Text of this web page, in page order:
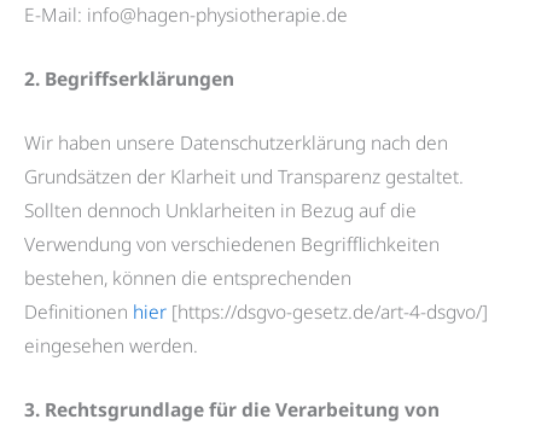
E-Mail: info@hagen-physiotherapie.de
2. Begriffserklärungen
Wir haben unsere Datenschutzerklärung nach den
Grundsätzen der Klarheit und Transparenz gestaltet.
Sollten dennoch Unklarheiten in Bezug auf die
Verwendung von verschiedenen Begrifflichkeiten
bestehen, können die entsprechenden
Definitionen hier [https://dsgvo-gesetz.de/art-4-dsgvo/]
eingesehen werden.
3. Rechtsgrundlage für die Verarbeitung von